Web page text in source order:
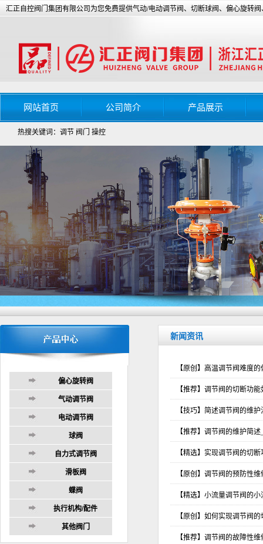
汇正自控阀门集团有限公司为您免费提供气动/电动调节阀、切断球阀、偏心旋转
网站首页 公司简介 产品展示
热搜关键词：调节 阀门 操控
偏心旋转阀
气动调节阀
电动调节阀
球阀
自力式调节阀
滑板阀
蝶阀
执行机构/配件
其他阀门
新闻资讯
【原创】高温调节阀难度
【推荐】调节阀的切断功
【技巧】简述调节阀的维
【推荐】调节阀的维护简
【精选】实现调节阀的切
【原创】调节阀的预防性
【精选】小流量调节阀的
【原创】如何实现调节阀
【推荐】调节阀的故障性